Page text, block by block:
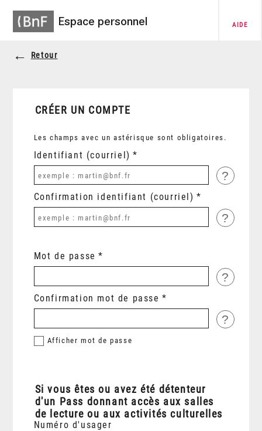
Espace personnel AIDE
Retour
CRÉER UN COMPTE
Les champs avec un astérisque sont obligatoires.
Identifiant (courriel)
?
Confirmation identifiant (courriel)
?
Mot de passe
?
Confirmation mot de passe
?
Afficher mot de passe
Si vous êtes ou avez été détenteur
d'un Pass donnant accès aux salles
de lecture ou aux activités culturelles
Numéro d'usager